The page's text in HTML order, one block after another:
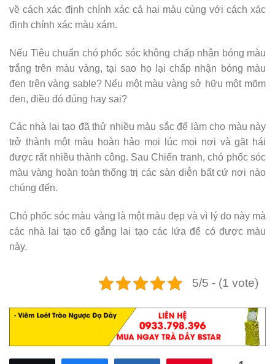
về cách xác định chính xác cả hai màu cùng với cách xác
định chính xác màu xám.
Nếu Tiêu chuẩn chó phốc sóc không chấp nhận bóng màu
trắng trên màu vàng, tại sao họ lại chấp nhận bóng màu
đen trên vàng sable? Nếu một màu vàng sở hữu một mõm
đen, điều đó đúng hay sai?
Các nhà lai tạo đã thử nhiều màu sắc để làm cho màu này
trở thành một màu hoàn hảo mọi lúc mọi nơi và gặt hái
được rất nhiều thành công. Sau Chiến tranh, chó phốc sóc
màu vàng hoàn toàn thống trị các sàn diễn bất cứ nơi nào
chúng đến.
Chó phốc sóc màu vàng là một màu đẹp và vì lý do này mà
các nhà lai tạo cố gắng lai tạo các lứa để có được màu
này.
5/5 - (1 vote)